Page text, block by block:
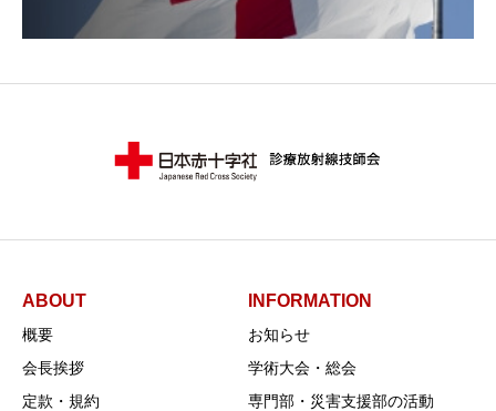
ABOUT
概要
会長挨拶
定款・規約
INFORMATION
お知らせ
学術大会・総会
専門部・災害支援部の活動